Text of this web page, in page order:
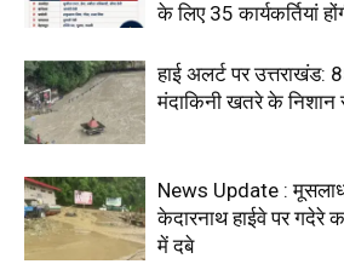
के लिए 35 कार्यकर्तियां
हाई अलर्ट पर
मंदाकिनी खतरे के
News Update :
केदारनाथ हाईवे पर गदेरे
में दबे